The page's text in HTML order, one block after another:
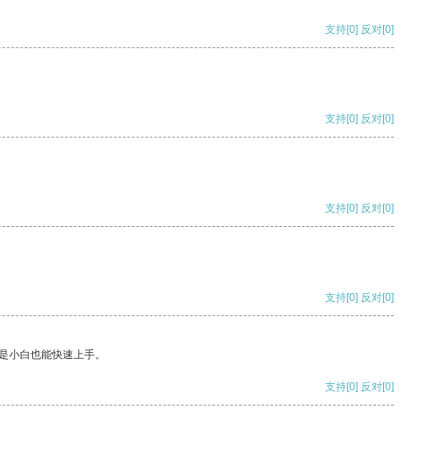
支持[0] 反对[0]
支持[0] 反对[0]
支持[0] 反对[0]
支持[0] 反对[0]
白也能快速上手。
支持[0] 反对[0]